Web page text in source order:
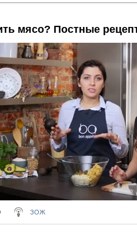
мясо? Постные
ЗОЖ